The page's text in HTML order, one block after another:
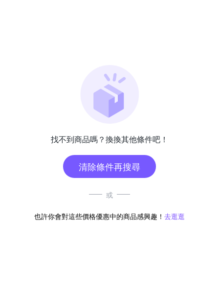
找不到商品嗎？換換其他條件吧！
清除條件再搜尋
或
也許你會對這些價格優惠中的商品感興趣！ 去逛逛